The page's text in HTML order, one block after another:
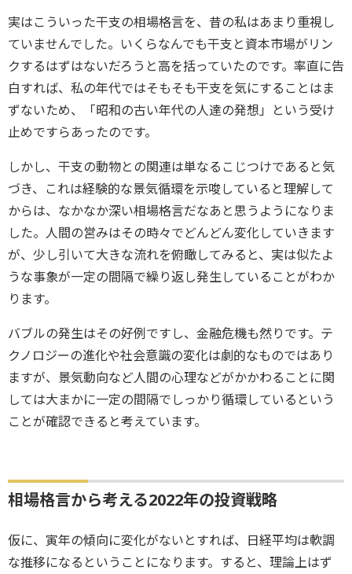
実はこういった干支の相場格言を、昔の私はあまり重視し
ていませんでした。いくらなんでも干支と資本市場がリン
クするはずはないだろうと高を括っていたのです。率直に告
白すれば、私の年代ではそもそも干支を気にすることはま
ずないため、「昭和の古い年代の人達の発想」という受け
止めですらあったのです。
しかし、干支の動物との関連は単なるこじつけであると気
づき、これは経験的な景気循環を示唆していると理解して
からは、なかなか深い相場格言だなあと思うようになりま
した。人間の営みはその時々でどんどん変化していきます
が、少し引いて大きな流れを俯瞰してみると、実は似たよ
うな事象が一定の間隔で繰り返し発生していることがわか
ります。
バブルの発生はその好例ですし、金融危機も然りです。テ
クノロジーの進化や社会意識の変化は劇的なものではあり
ますが、景気動向など人間の心理などがかかわることに関
しては大まかに一定の間隔でしっかり循環しているという
ことが確認できると考えています。
相場格言から考える2022年の投資戦略
仮に、寅年の傾向に変化がないとすれば、日経平均は軟調
な推移になるということになります。すると、理論上はず